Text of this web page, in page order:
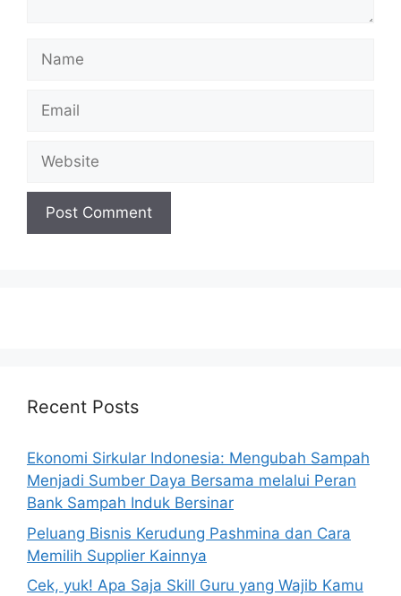
Name
Email
Website
Recent Posts
Ekonomi Sirkular Indonesia: Mengubah Sampah
Menjadi Sumber Daya Bersama melalui Peran
Bank Sampah Induk Bersinar
Peluang Bisnis Kerudung Pashmina dan Cara
Memilih Supplier Kainnya
Cek, yuk! Apa Saja Skill Guru yang Wajib Kamu